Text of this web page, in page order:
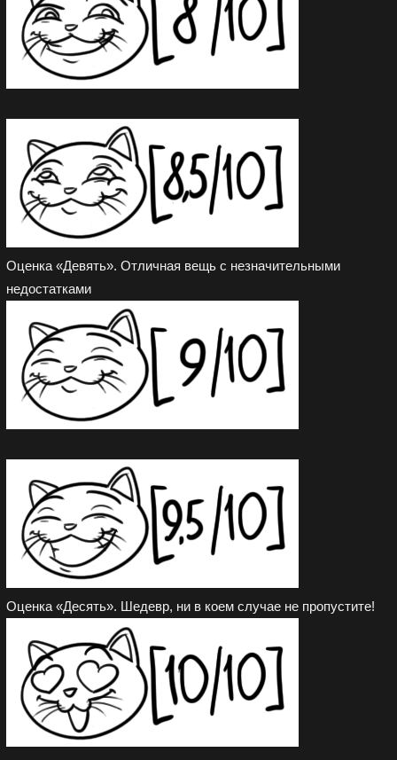
Оценка «Девять». Отличная вещь с незначительными
недостатками
Оценка «Десять». Шедевр, ни в коем случае не пропустите!